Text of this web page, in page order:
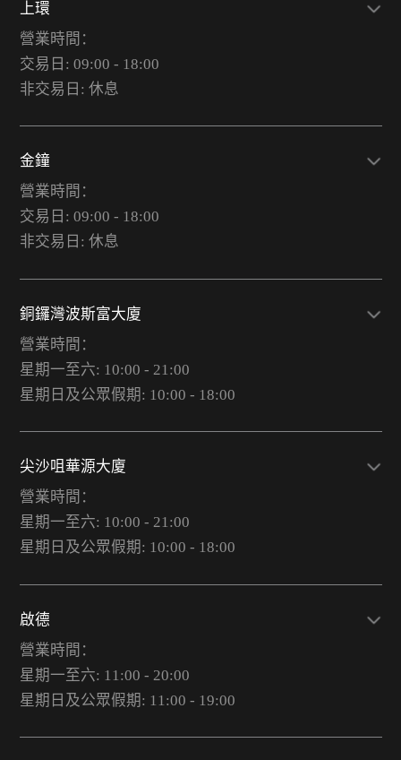
上環
營業時間：
交易日: 09:00 - 18:00
非交易日: 休息
金鐘
營業時間：
交易日: 09:00 - 18:00
非交易日: 休息
銅鑼灣波斯富大廈
營業時間：
星期一至六: 10:00 - 21:00
星期日及公眾假期: 10:00 - 18:00
尖沙咀華源大廈
營業時間：
星期一至六: 10:00 - 21:00
星期日及公眾假期: 10:00 - 18:00
啟德
營業時間：
星期一至六: 11:00 - 20:00
星期日及公眾假期: 11:00 - 19:00